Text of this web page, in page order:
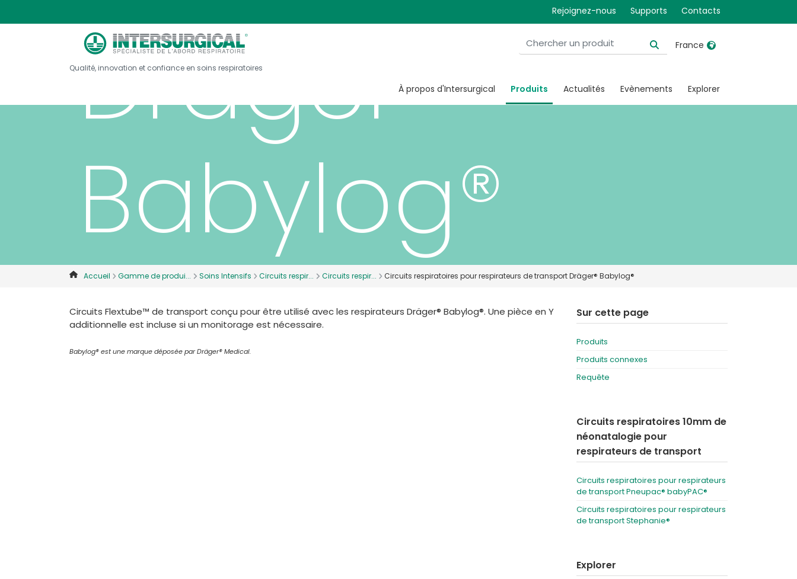
Rejoignez-nous Supports Contacts
Qualité, innovation et confiance en soins respiratoires
France
United States
Denmark
Deutschland
France
Italia
Russia
International English
À propos d'Intersurgical Produits Actualités Evènements Explorer
Dräger®
Babylog®
Accueil Gamme de produi... Soins Intensifs Circuits respir... Circuits respir... Circuits respiratoires pour respirateurs de transport Dräger® Babylog®
Circuits Flextube™ de transport conçu pour être utilisé avec les respirateurs Dräger® Babylog®. Une pièce en Y
additionnelle est incluse si un monitorage est nécessaire.
Babylog® est une marque déposée parDräger®Medical.
Sur cette page
Produits
Produits connexes
Requête
Circuits respiratoires 10mm de
néonatalogie pour
respirateurs de transport
Circuits respiratoires pour respirateurs
de transport Pneupac® babyPAC®
Circuits respiratoires pour respirateurs
de transport Stephanie®
Explorer